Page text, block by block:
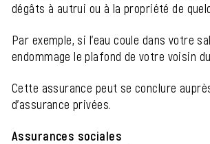
dégâts à autrui ou à la propriété de
Par exemple, si l'eau coule dans votre
endommage le plafond de votre voisin
Cette assurance peut se conclure
d'assurance privées.
Assurances sociales